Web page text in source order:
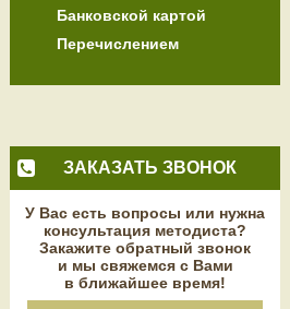
Банковской картой
Перечислением
ЗАКАЗАТЬ ЗВОНОК
У Вас есть вопросы или нужна
консультация методиста?
Закажите обратный звонок
и мы свяжемся с Вами
в ближайшее время!